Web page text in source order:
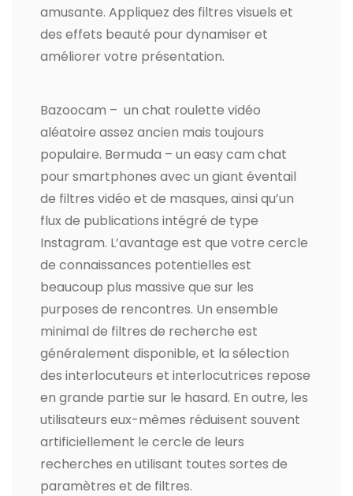
amusante. Appliquez des filtres visuels et
des effets beauté pour dynamiser et
améliorer votre présentation.
Bazoocam – un chat roulette vidéo
aléatoire assez ancien mais toujours
populaire. Bermuda – un easy cam chat
pour smartphones avec un giant éventail
de filtres vidéo et de masques, ainsi qu’un
flux de publications intégré de type
Instagram. L’avantage est que votre cercle
de connaissances potentielles est
beaucoup plus massive que sur les
purposes de rencontres. Un ensemble
minimal de filtres de recherche est
généralement disponible, et la sélection
des interlocuteurs et interlocutrices repose
en grande partie sur le hasard. En outre, les
utilisateurs eux-mêmes réduisent souvent
artificiellement le cercle de leurs
recherches en utilisant toutes sortes de
paramètres et de filtres.